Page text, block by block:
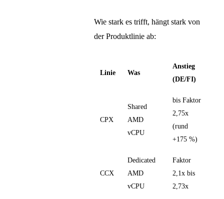
Wie stark es trifft, hängt stark von
der Produktlinie ab:
Linie Was
Anstieg
(DE/FI)
CPX
Shared
AMD
vCPU
bis Faktor
2,75x
(rund
+175 %)
CCX
Dedicated
AMD
vCPU
Faktor
2,1x bis
2,73x